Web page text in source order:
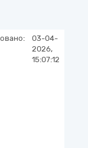
03-04-
2026,
15:07:12